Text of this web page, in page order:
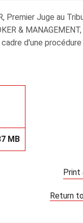
Premier Juge au
&
d'une procédure
MB
Print
Return